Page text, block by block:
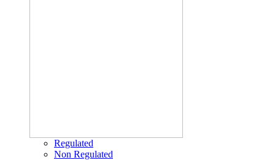
Regulated
Non Regulated